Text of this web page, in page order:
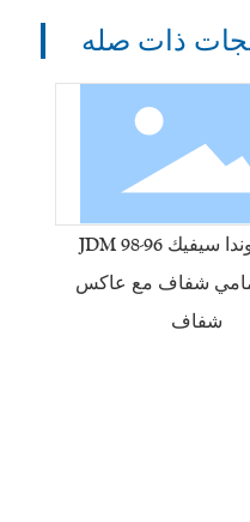
ذات صله
سيارة هوندا سيفيك 96-98 JDM
شفاف مع عاكس
شفاف